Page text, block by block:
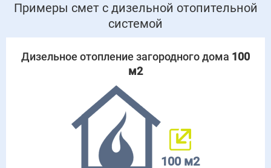
Примеры смет с дизельной отопительной
системой
Дизельное отопление загородного дома 100
м2
100 м2